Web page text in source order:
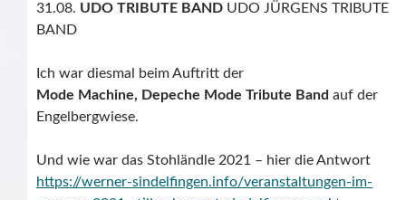
31.08. UDO TRIBUTE BAND UDO JÜRGENS TRIBUTE
BAND
Ich war diesmal beim Auftritt der
Mode Machine, Depeche Mode Tribute Band auf der
Engelbergwiese.
Und wie war das Stohländle 2021 – hier die Antwort
https://werner-sindelfingen.info/veranstaltungen-im-